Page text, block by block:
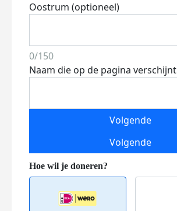
Oostrum (optioneel)
0/150
Naam die op de pagina verschijnt
Volgende
Volgende